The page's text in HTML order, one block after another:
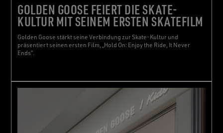
GOLDEN GOOSE FEIERT DIE SKATE-
KULTUR MIT SEINEM ERSTEN SKATEFILM
Golden Goose stärkt seine Verbindung zur Skate-Kultur und
präsentiert seinen ersten Film, „Hold On: Enjoy the Ride, It Never
Ends“.